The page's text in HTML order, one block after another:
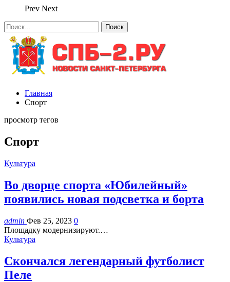
Prev Next
Главная
Спорт
просмотр тегов
Спорт
Культура
Во дворце спорта «Юбилейный»
появились новая подсветка и борта
admin Фев 25, 2023 0
Площадку модернизируют.…
Культура
Скончался легендарный футболист
Пеле